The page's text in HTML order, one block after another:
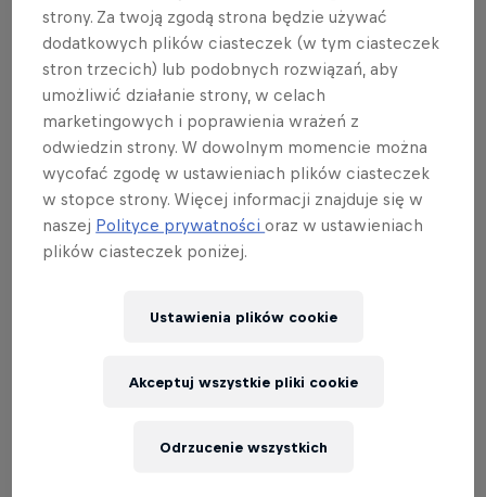
strony. Za twoją zgodą strona będzie używać
dodatkowych plików ciasteczek (w tym ciasteczek
stron trzecich) lub podobnych rozwiązań, aby
umożliwić działanie strony, w celach
marketingowych i poprawienia wrażeń z
odwiedzin strony. W dowolnym momencie można
wycofać zgodę w ustawieniach plików ciasteczek
w stopce strony. Więcej informacji znajduje się w
naszej Polityce prywatnościoraz w ustawieniach
plików ciasteczek poniżej.
Ustawienia plików cookie
Odrzucenie wszystkich
Akceptuj wszystkie pliki cookie